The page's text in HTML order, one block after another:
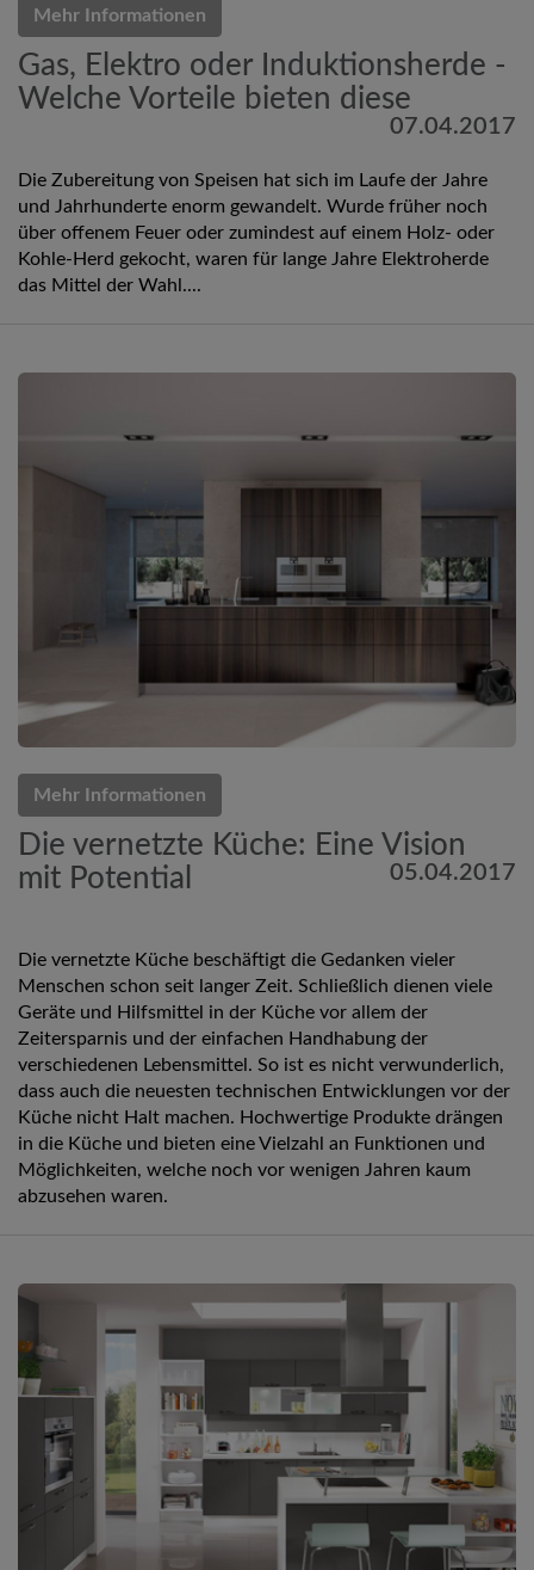
Mehr Informationen
Gas, Elektro oder Induktionsherde -
Welche Vorteile bieten diese
07.04.2017
Die Zubereitung von Speisen hat sich im Laufe der Jahre
und Jahrhunderte enorm gewandelt. Wurde früher noch
über offenem Feuer oder zumindest auf einem Holz- oder
Kohle-Herd gekocht, waren für lange Jahre Elektroherde
das Mittel der Wahl....
Mehr Informationen
Die vernetzte Küche: Eine Vision
mit Potential
05.04.2017
Die vernetzte Küche beschäftigt die Gedanken vieler
Menschen schon seit langer Zeit. Schließlich dienen viele
Geräte und Hilfsmittel in der Küche vor allem der
Zeitersparnis und der einfachen Handhabung der
verschiedenen Lebensmittel. So ist es nicht verwunderlich,
dass auch die neuesten technischen Entwicklungen vor der
Küche nicht Halt machen. Hochwertige Produkte drängen
in die Küche und bieten eine Vielzahl an Funktionen und
Möglichkeiten, welche noch vor wenigen Jahren kaum
abzusehen waren.